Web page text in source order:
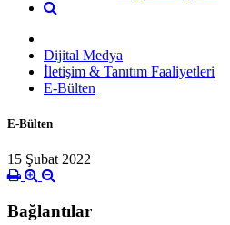
Dijital Medya
İletişim & Tanıtım Faaliyetleri
E-Bülten
E-Bülten
15 Şubat 2022
Bağlantılar